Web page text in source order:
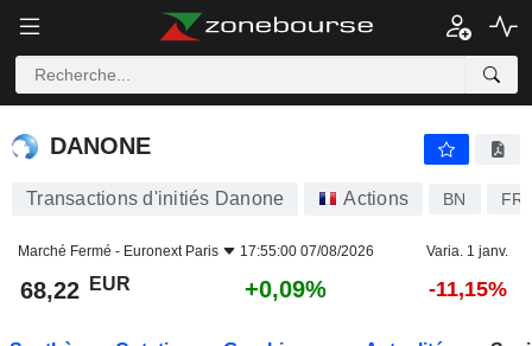
DANONE
DANONE
Transactions d'initiés Danone Actions BN
Marché Fermé - Euronext Paris 17:55:00 07/08/2026 Varia. 1 janv.
68,22 EUR +0,09% -11,15%